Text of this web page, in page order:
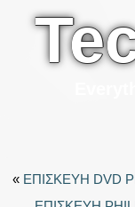
« ΕΠΙΣΚΕΥΗ DVD